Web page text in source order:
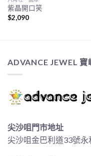
紫晶開口笑
$2,090
ADVANCE JEWEL 寶
尖沙咀門市地址
尖沙咀金巴利道33號